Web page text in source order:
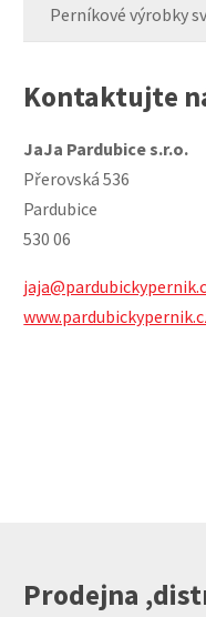
Perníkové výrobky
Kontaktujte
JaJa Pardubice s.r.o.
Přerovská 536
Pardubice
530 06
Prodejna